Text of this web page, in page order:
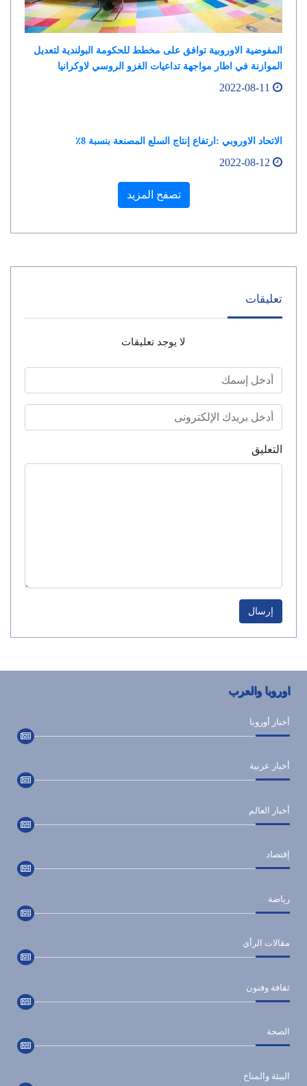
المفوضية الاوروبية توافق على مخطط للحكومة البولندية لتعديل
الموازنة في اطار مواجهة تداعيات الغزو الروسي لاوكرانيا
الاتحاد الاوروبي :ارتفاع إنتاج السلع المصنعة بنسبة 8٪
تصفح المزيد
تعليقات
لا يوجد تعليقات
التعليق
إرسال
اوروبا والعرب
أخبار أوروبا
أخبار عربية
أخبار العالم
إقتصاد
رياضة
مقالات الرأي
ثقافة وفنون
الصحة
البيئة والمناخ